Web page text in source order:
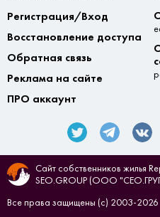
Регистрация/Вход
Восстановление доступа
Обратная связь
Реклама на сайте
ПРО аккаунт
Сайт собственников жилья
SEO.GROUP (ООО
Все права защищены (с) 2003-2026